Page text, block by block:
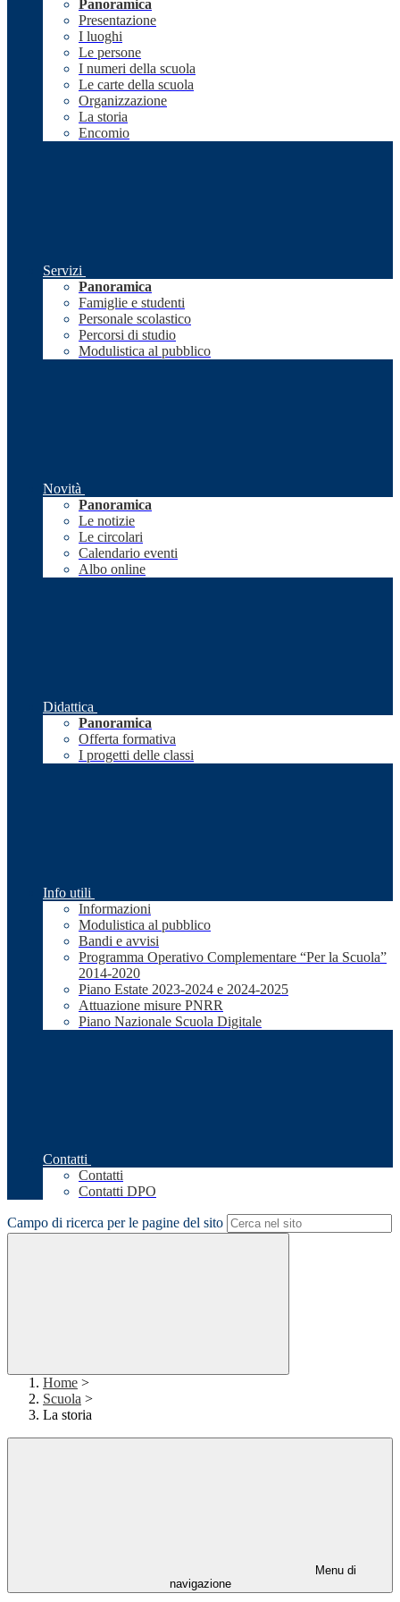
Panoramica
Presentazione
I luoghi
Le persone
I numeri della scuola
Le carte della scuola
Organizzazione
La storia
Encomio
Servizi
Panoramica
Famiglie e studenti
Personale scolastico
Percorsi di studio
Modulistica al pubblico
Novità
Panoramica
Le notizie
Le circolari
Calendario eventi
Albo online
Didattica
Panoramica
Offerta formativa
I progetti delle classi
Info utili
Informazioni
Modulistica al pubblico
Bandi e avvisi
Programma Operativo Complementare “Per la Scuola”
2014-2020
Piano Estate 2023-2024 e 2024-2025
Attuazione misure PNRR
Piano Nazionale Scuola Digitale
Contatti
Contatti
Contatti DPO
Campo di ricerca per le pagine del sito
Home >
Scuola >
La storia
Menu di
navigazione